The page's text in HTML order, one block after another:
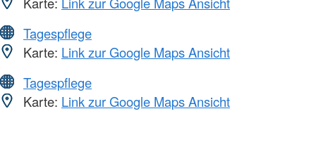
Tagespflege
Karte: Link zur Google Maps Ansicht
Tagespflege
Karte: Link zur Google Maps Ansicht